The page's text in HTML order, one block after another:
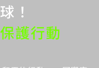
！
護行動